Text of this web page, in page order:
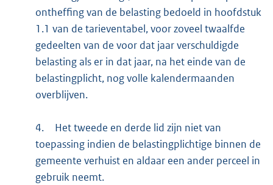
ontheffing van de belasting bedoeld in hoofdstuk
1.1 van de tarieventabel, voor zoveel twaalfde
gedeelten van de voor dat jaar verschuldigde
belasting als er in dat jaar, na het einde van de
belastingplicht, nog volle kalendermaanden
overblijven.
4.
Het tweede en derde lid zijn niet van
toepassing indien de belastingplichtige binnen de
gemeente verhuist en aldaar een ander perceel in
gebruik neemt.